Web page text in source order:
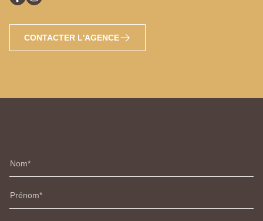
CONTACTER L'AGENCE
Nom
Prénom